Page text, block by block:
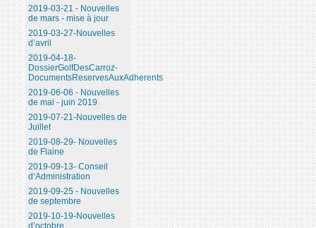
2019-03-21 - Nouvelles
de mars - mise à jour
2019-03-27-Nouvelles
d’avril
2019-04-18-
DossierGolfDesCarroz-
DocumentsReservesAuxAdherents
2019-06-06 - Nouvelles
de mai - juin 2019
2019-07-21-Nouvelles de
Juillet
2019-08-29- Nouvelles
de Flaine
2019-09-13- Conseil
d’Administration
2019-09-25 - Nouvelles
de septembre
2019-10-19-Nouvelles